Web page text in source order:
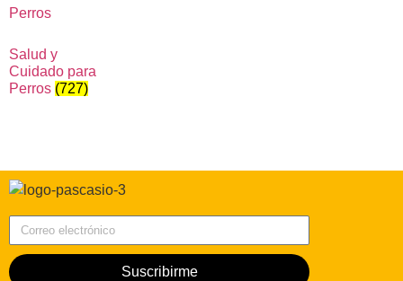
Salud y
Cuidado para
Perros (727)
Suscribirme